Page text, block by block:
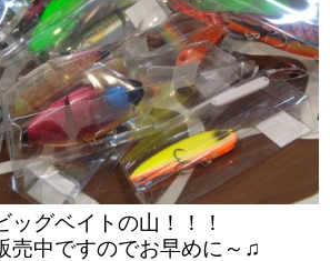
ッグベイトの山！！！
売中ですのでお早めに～♫